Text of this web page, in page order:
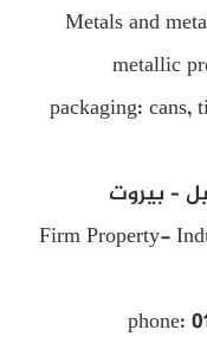
Metals and
metallic
packaging: cans,
– بيروت
Firm Property-
phone: